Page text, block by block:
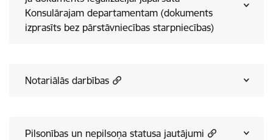
Konsulārajam departamentam (dokuments
izprasīts bez pārstāvniecības starpniecības)
Notariālās darbības
Pilsonības un nepilsoņa statusa jautājumi